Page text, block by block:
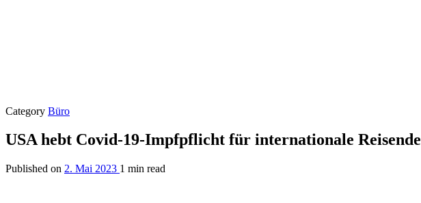
Category Büro
USA hebt Covid-19-Impfpflicht für internationale
Published on 2. Mai 2023 1 min read